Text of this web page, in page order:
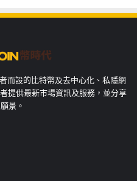
而設的比特幣及去中心化、私隱網
提供最新市場資訊及服務，並分享
景。